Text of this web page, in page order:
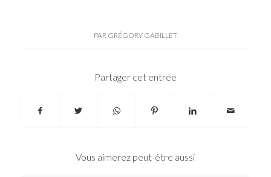
PAR GRÉGORY GABILLET
Partager cet entrée
Vous aimerez peut-être aussi